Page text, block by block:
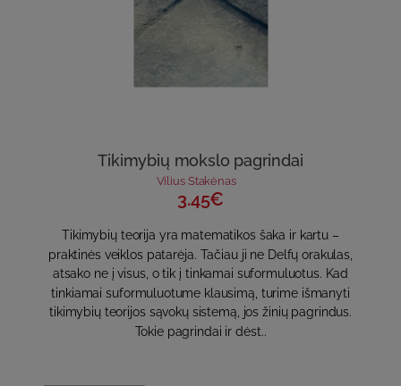
Tikimybių mokslo pagrindai
Vilius Stakėnas
3.45€
Tikimybių teorija yra matematikos šaka ir kartu –
praktinės veiklos patarėja. Tačiau ji ne Delfų orakulas,
atsako ne į visus, o tik į tinkamai suformuluotus. Kad
tinkiamai suformuluotume klausimą, turime išmanyti
tikimybių teorijos sąvokų sistemą, jos žinių pagrindus.
Tokie pagrindai ir dėst..